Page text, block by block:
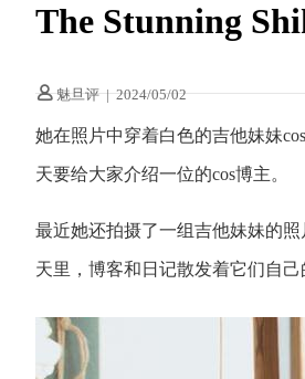
The Stunning
魅旦评 | 2024/05/02
她在照片中穿着白色的吉他妹妹
天要给大家介绍一位的cos博主。
最近她还拍摄了一组吉他妹妹的
天里，博客和日记散发着它们自己